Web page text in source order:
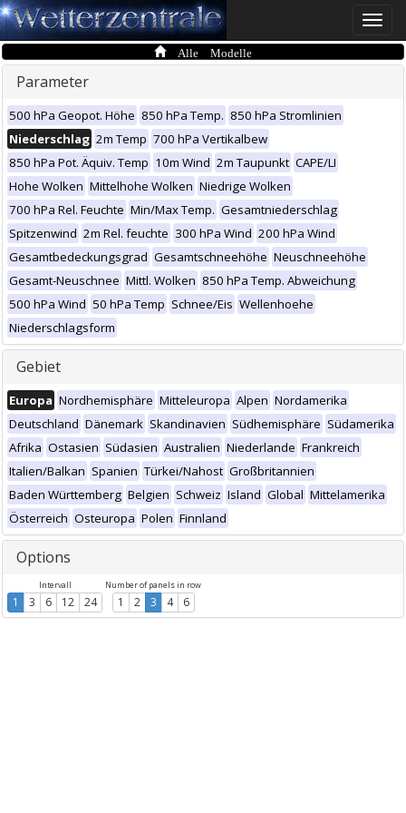
Toggle
Alle Modelle
Parameter
500 hPa Geopot. Höhe 850 hPa Temp. 850 hPa Stromlinien
Niederschlag 2m Temp 700 hPa Vertikalbew
850 hPa Pot. Äquiv. Temp 10m Wind 2m Taupunkt CAPE/LI
Hohe Wolken Mittelhohe Wolken Niedrige Wolken
700 hPa Rel. Feuchte Min/Max Temp. Gesamtniederschlag
Spitzenwind 2m Rel. feuchte 300 hPa Wind 200 hPa Wind
Gesamtbedeckungsgrad Gesamtschneehöhe Neuschneehöhe
Gesamt-Neuschnee Mittl. Wolken 850 hPa Temp. Abweichung
500 hPa Wind 50 hPa Temp Schnee/Eis Wellenhoehe
Niederschlagsform
Gebiet
Europa Nordhemisphäre Mitteleuropa Alpen Nordamerika
Deutschland Dänemark Skandinavien Südhemisphäre Südamerika
Afrika Ostasien Südasien Australien Niederlande Frankreich
Italien/Balkan Spanien Türkei/Nahost Großbritannien
Baden Württemberg Belgien Schweiz Island Global Mittelamerika
Österreich Osteuropa Polen Finnland
Options
Intervall
1 3 6 12 24
Number of panels in row
1 2 3 4 6